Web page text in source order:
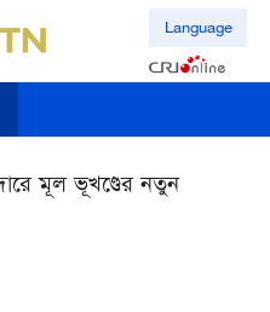
Language
মূল ভূখণ্ডের নতুন